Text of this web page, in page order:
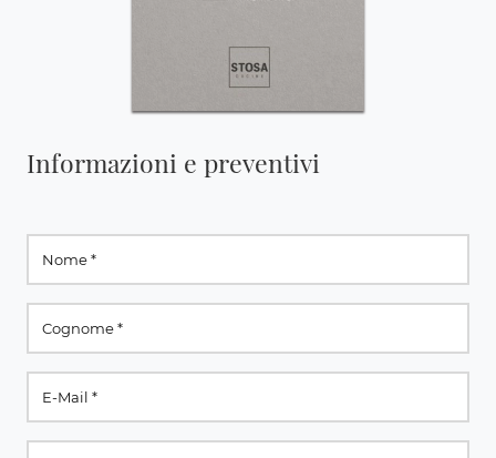
Informazioni e preventivi